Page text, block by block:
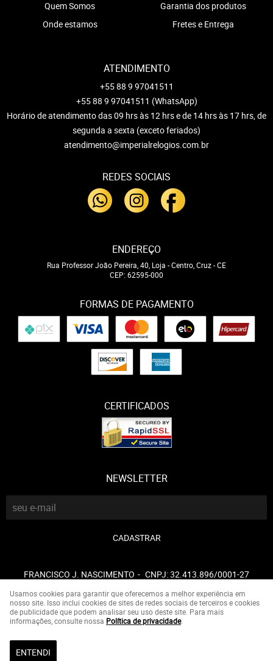
Quem Somos
Onde estamos
Garantia dos produtos
Fretes e Entrega
ATENDIMENTO
+55 88 9 97041511
+55 88 9 97041511 (WhatsApp)
Horário de atendimento das 09 hrs às 12 hrs e de 14 hrs às 17 hrs, de
segunda a sexta (exceto feriados)
atendimento@imperialrelogios.com.br
REDES SOCIAIS
ENDEREÇO
Rua Professor João Pereira, 40, Loja -Centro, Cruz-CE
CEP: 62595-000
FORMAS DE PAGAMENTO
CERTIFICADOS
NEWSLETTER
CADASTRAR
FRANCISCO J. NASCIMENTO CNPJ: 32.413.896/0001-27
LOJA VIRTUAL CRIADA POR
Usamos cookies para garantir que oferecemos a melhor experiência em
nosso site. Isso inclui cookies de sites de redes sociais de terceiros e cookies
de publicidade que podem analisar seu uso deste site. Para mais
informações, consulte nossa Política de privacidade.
ENTENDI